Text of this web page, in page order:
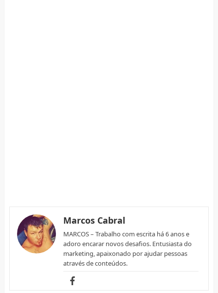
Marcos Cabral
MARCOS – Trabalho com escrita há 6 anos e
adoro encarar novos desafios. Entusiasta do
marketing, apaixonado por ajudar pessoas
através de conteúdos.